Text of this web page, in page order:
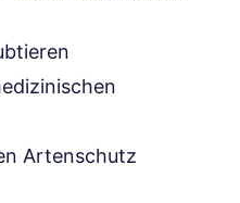
Artenschutz